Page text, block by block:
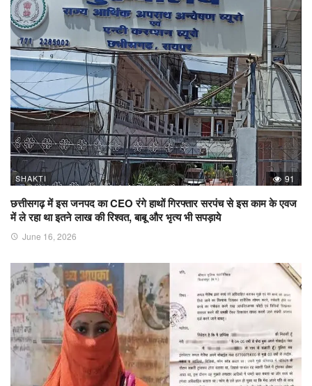
SHAKTI 91
छत्तीसगढ़ में इस जनपद का CEO रंगे हाथों गिरफ्तार सरपंच से इस काम के एवज
में ले रहा था इतने लाख की रिश्वत, बाबू और भृत्य भी सपड़ाये
June 16, 2026